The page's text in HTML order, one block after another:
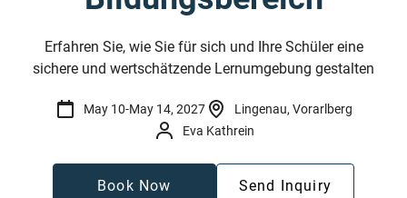
Erfahren Sie, wie Sie für sich und Ihre Schüler eine
sichere und wertschätzende Lernumgebung gestalten
May 10-May 14, 2027
Lingenau, Vorarlberg
Eva Kathrein
Book Now Send Inquiry